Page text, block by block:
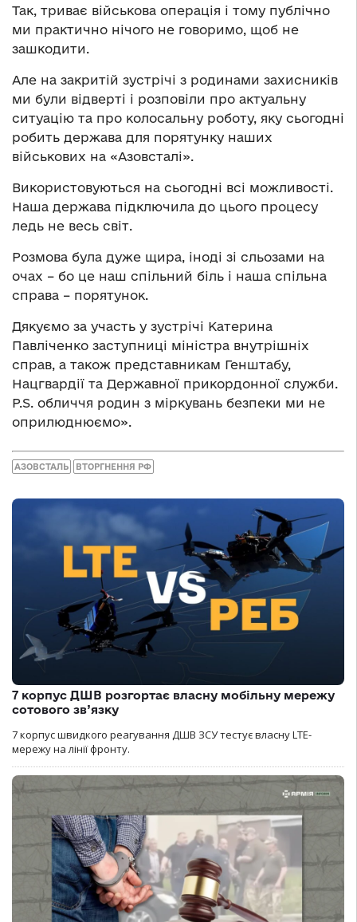
Так, триває військова операція і тому публічно
ми практично нічого не говоримо, щоб не
зашкодити.
Але на закритій зустрічі з родинами захисників
ми були відверті і розповіли про актуальну
ситуацію та про колосальну роботу, яку сьогодні
робить держава для порятунку наших
військових на «Азовсталі».
Використовуються на сьогодні всі можливості.
Наша держава підключила до цього процесу
ледь не весь світ.
Розмова була дуже щира, іноді зі сльозами на
очах – бо це наш спільний біль і наша спільна
справа – порятунок.
Дякуємо за участь у зустрічі Катерина
Павліченко заступниці міністра внутрішніх
справ, а також представникам Генштабу,
Нацгвардії та Державної прикордонної служби.
P.S. обличчя родин з міркувань безпеки ми не
оприлюднюємо».
АЗОВСТАЛЬ ВТОРГНЕННЯ РФ
7 корпус ДШВ розгортає власну мобільну мережу
сотового зв’язку
7 корпус швидкого реагування ДШВ ЗСУ тестує власну LTE-
мережу на лінії фронту.